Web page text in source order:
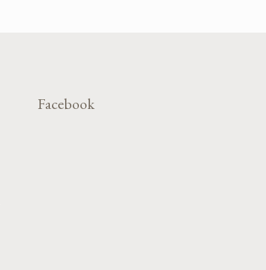
Facebook